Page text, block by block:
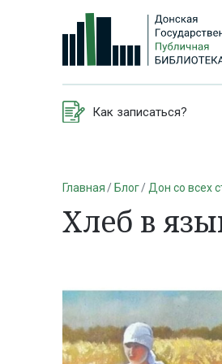
Как записаться?
Главная Блог Дон со всех
Хлеб в